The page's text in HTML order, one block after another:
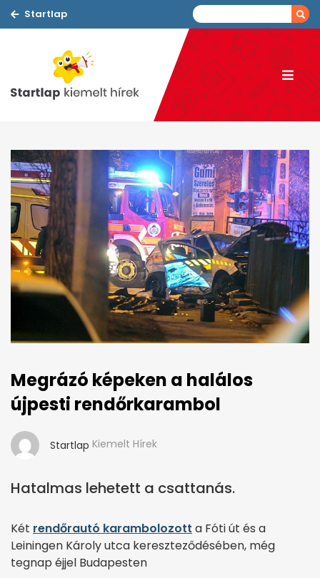
Startlap
Megrázó képeken a halálos
újpesti rendőrkarambol
Startlap Kiemelt Hírek
Hatalmas lehetett a csattanás.
Két rendőrautó karambolozott a Fóti út és a
Leiningen Károly utca kereszteződésében, még
tegnap éjjel Budapesten